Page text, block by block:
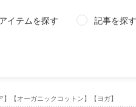
アイテムを探す 記事を探す
【オーガニックコットン】【ヨガ】